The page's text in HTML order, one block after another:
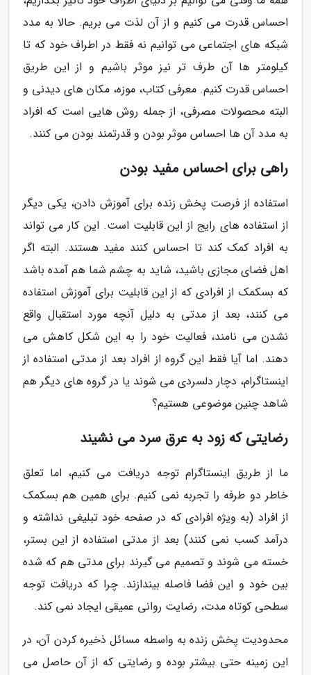
احساس قدرت می کنیم و از آن لذت می بریم. حالا به مدد
شبکه های اجتماعی می توانیم نه فقط در اطراف خود که تا
کیلومتر ها آن طرف تر نیز موثر باشیم و از این طریق
احساس قدرت کنیم. معرفی کتاب، موزه، مکان های دیدنی و
البته محصولات مصرفی، از جمله روش هایی است که افراد
به مدد آن ها احساس موثر بودن و قدرتمند بودن می کنند.
راهی برای احساس مفید بودن
استفاده از فرصت پخش زنده برای آموزش دادن، یکی دیگر
از استفاده های رایج از این قابلیت است. این کار می تواند
به افراد کمک کند تا احساس کنند مفید هستند. البته اگر
اهل فضای مجازی باشید، شاید به چشم شما هم آمده باشد
که بسکمک از افرادی که از این قابلیت برای آموزش استفاده
می کنند، بعد از مدتی به دلیل آنچه مورد استقبال واقع
نشدن می نامند، فعالیت خود را به این شکل کاهش می
دهند. اما آیا فقط این گروه از افراد بعد از مدتی استفاده از
اینستاگرام، دچار دلسردی می شوند یا در گروه های دیگر هم
شاهد چنین موضوعی هستیم؟
رضایتی که زود به عرق سرد می نشیند
ما از طریق اینستاگرام توجه دریافت می کنیم، اما تعلق
خاطر دو طرفه را تجربه نمی کنیم. برای همین هم بسکمک
از افراد (به ویژه افرادی که در صفحه خود تبلیغی نداشته و
درآمد کسب نمی کنند) بعد از مدتی استفاده از این بستر،
خسته می شوند و تصمیم می گیرند برای مدتی هم که شده
بین خود و این فضا فاصله بیندازند. چرا که دریافت توجه
سطحی کوتاه مدت، رضایت روانی عمیقی ایجاد نمی کند.
محدودیت پخش زنده به واسطه مسائل ذخیره کردن آن، در
این زمینه حتی بیشتر بوده و رضایتی که از آن حاصل می